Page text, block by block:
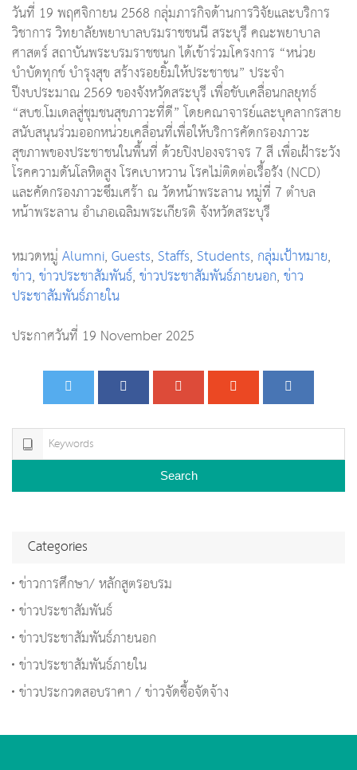
วันที่ 19 พฤศจิกายน 2568 กลุ่มภารกิจด้านการวิจัยและบริการ
วิชาการ วิทยาลัยพยาบาลบรมราชชนนี สระบุรี คณะพยาบาล
ศาสตร์ สถาบันพระบรมราชชนก ได้เข้าร่วมโครงการ “หน่วย
บำบัดทุกข์ บำรุงสุข สร้างรอยยิ้มให้ประชาชน” ประจำ
ปีงบประมาณ 2569 ของจังหวัดสระบุรี เพื่อขับเคลื่อนกลยุทธ์
“สบช.โมเดลสู่ชุมชนสุขภาวะที่ดี” โดยคณาจารย์และบุคลากรสาย
สนับสนุนร่วมออกหน่วยเคลื่อนที่เพื่อให้บริการคัดกรองภาวะ
สุขภาพของประชาชนในพื้นที่ ด้วยปิงปองจราจร 7 สี เพื่อเฝ้าระวัง
โรคความดันโลหิตสูง โรคเบาหวาน โรคไม่ติดต่อเรื้อรัง (NCD)
และคัดกรองภาวะซึมเศร้า ณ วัดหน้าพระลาน หมู่ที่ 7 ตำบล
หน้าพระลาน อำเภอเฉลิมพระเกียรติ จังหวัดสระบุรี
หมวดหมู่Alumni,Guests,Staffs,Students, กลุ่มเป้าหมาย,
ข่าว,ข่าวประชาสัมพันธ์,ข่าวประชาสัมพันธ์ภายนอก,ข่าว
ประชาสัมพันธ์ภายใน
ประกาศวันที่ 19 November 2025
Search
Categories
ข่าวการศึกษา/ หลักสูตรอบรม
ข่าวประชาสัมพันธ์
ข่าวประชาสัมพันธ์ภายนอก
ข่าวประชาสัมพันธ์ภายใน
ข่าวประกวดสอบราคา / ข่าวจัดซื้อจัดจ้าง